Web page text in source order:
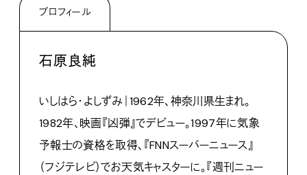
プロフィール
石原良純
いしはら・よしずみ｜1962年、神奈川県生まれ。
1982年、映画『凶弾』でデビュー。1997年に気象
予報士の資格を取得、『FNNスーパーニュース』
（フジテレビ）でお天気キャスターに。『週刊ニュー